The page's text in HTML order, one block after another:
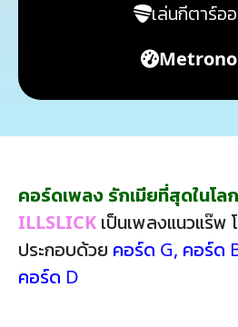
เล่นกีตาร์อ
คอร์ดเพลง รักเมียที่สุดในโลก
ILLSLICK เป็นเพลงแนวแร๊พ
ประกอบด้วย คอร์ด G, คอร์ด
คอร์ด D